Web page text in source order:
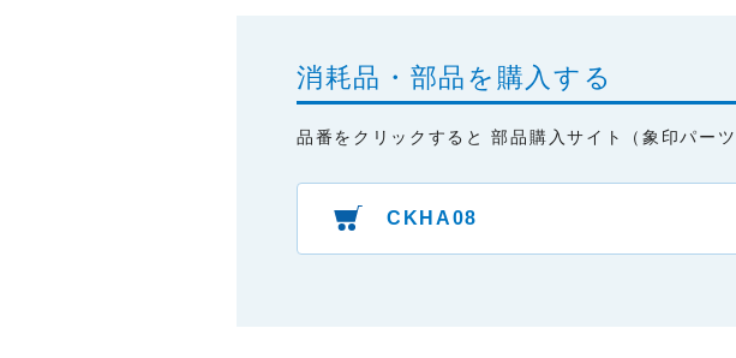
消耗品・部品を購入する
品番をクリックすると 部品購入サイト（象印パー
CKHA08